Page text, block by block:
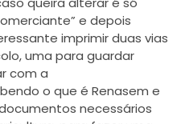
e depois
imprimir duas vias
uma para guardar
com a
o que é Renasem e
necessários